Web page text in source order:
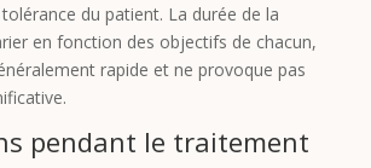
du patient. La durée de la
en fonction des objectifs de chacun,
rapide et ne provoque pas
pendant le traitement